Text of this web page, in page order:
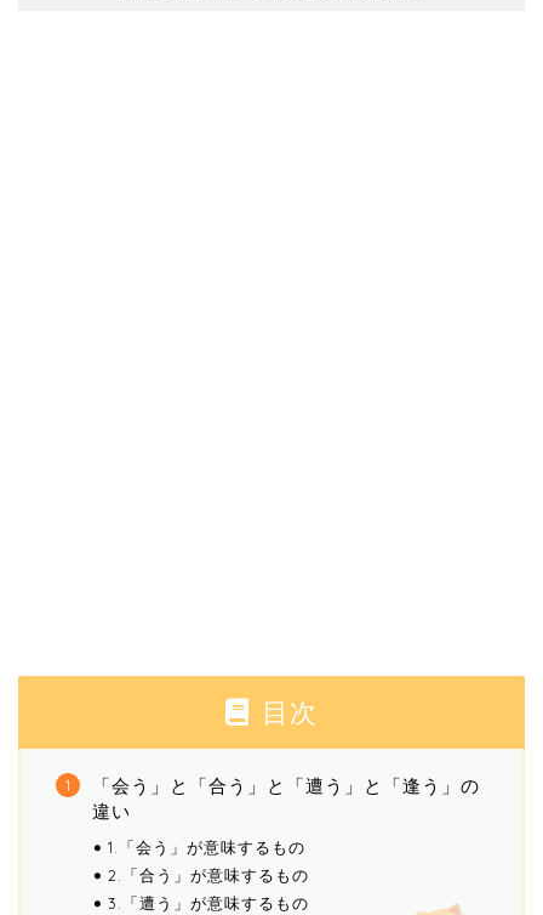
目次
「会う」と「合う」と「遭う」と「逢う」の
違い
1.「会う」が意味するもの
2.「合う」が意味するもの
3.「遭う」が意味するもの